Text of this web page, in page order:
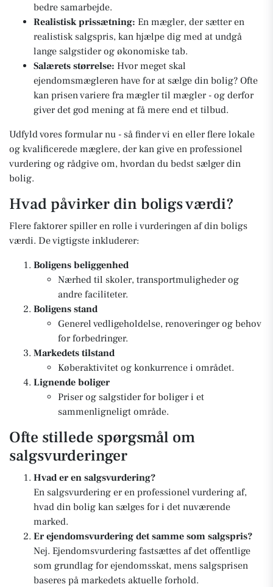
bedre samarbejde.
Realistisk prissætning: En mægler, der sætter en
realistisk salgspris, kan hjælpe dig med at undgå
lange salgstider og økonomiske tab.
Salærets størrelse: Hvor meget skal
ejendomsmægleren have for at sælge din bolig? Ofte
kan prisen variere fra mægler til mægler - og derfor
giver det god mening at få mere end et tilbud.
Udfyld vores formular nu - så finder vi en eller flere lokale
og kvalificerede mæglere, der kan give en professionel
vurdering og rådgive om, hvordan du bedst sælger din
bolig.
Hvad påvirker din boligs værdi?
Flere faktorer spiller en rolle i vurderingen af din boligs
værdi. De vigtigste inkluderer:
Boligens beliggenhed
Nærhed til skoler, transportmuligheder og
andre faciliteter.
Boligens stand
Generel vedligeholdelse, renoveringer og behov
for forbedringer.
Markedets tilstand
Køberaktivitet og konkurrence i området.
Lignende boliger
Priser og salgstider for boliger i et
sammenligneligt område.
Ofte stillede spørgsmål om
salgsvurderinger
Hvad er en salgsvurdering?
En salgsvurdering er en professionel vurdering af,
hvad din bolig kan sælges for i det nuværende
marked.
Er ejendomsvurdering det samme som salgspris?
Nej. Ejendomsvurdering fastsættes af det offentlige
som grundlag for ejendomsskat, mens salgsprisen
baseres på markedets aktuelle forhold.